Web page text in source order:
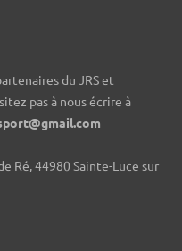
du JRS et
pas à nous écrire à
Ré, 44980 Sainte-Luce sur